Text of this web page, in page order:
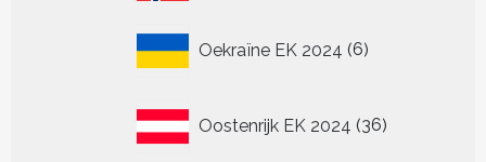
Oekraïne EK 2024 6
producten
Oostenrijk EK 2024 36
producten